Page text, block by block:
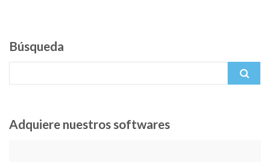
Búsqueda
Adquiere nuestros softwares